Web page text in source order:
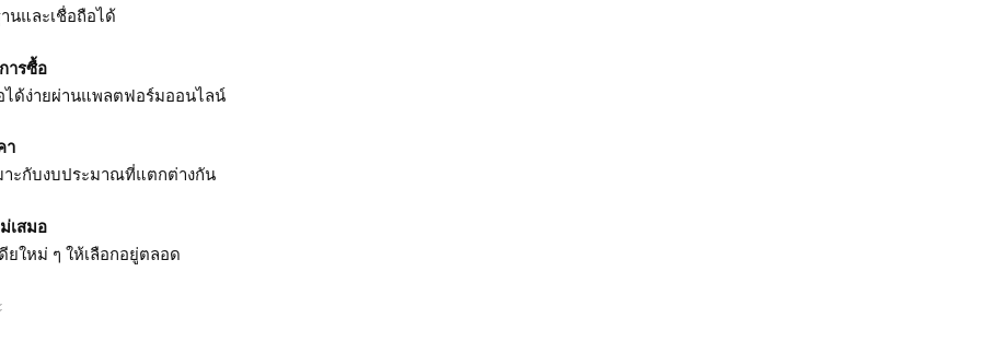
นและเชื่อถือได้
ารซื้อ
ได้ง่ายผ่านแพลตฟอร์มออนไลน์
า
าะกับงบประมาณที่แตกต่างกัน
เสมอ
ยใหม่ ๆ ให้เลือกอยู่ตลอด